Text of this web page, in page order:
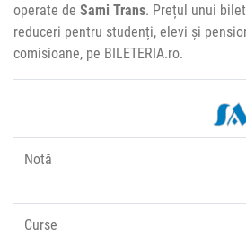
operate de Sami Trans. Prețul unui
reduceri pentru studenți, elevi și
comisioane, pe BILETERIA.ro.
Notă
Curse